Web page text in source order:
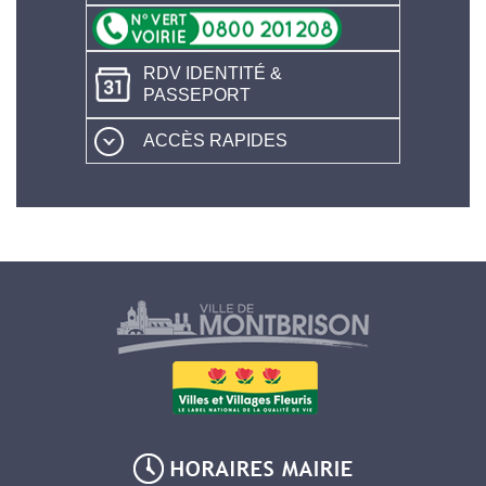
RDV IDENTITÉ &
PASSEPORT
ACCÈS RAPIDES